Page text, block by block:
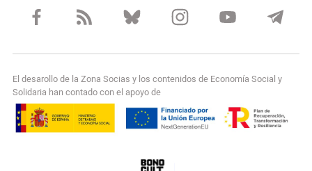
El desarollo de la Zona Socias y los contenidos de Economía Social y
Solidaria han contado con el apoyo de